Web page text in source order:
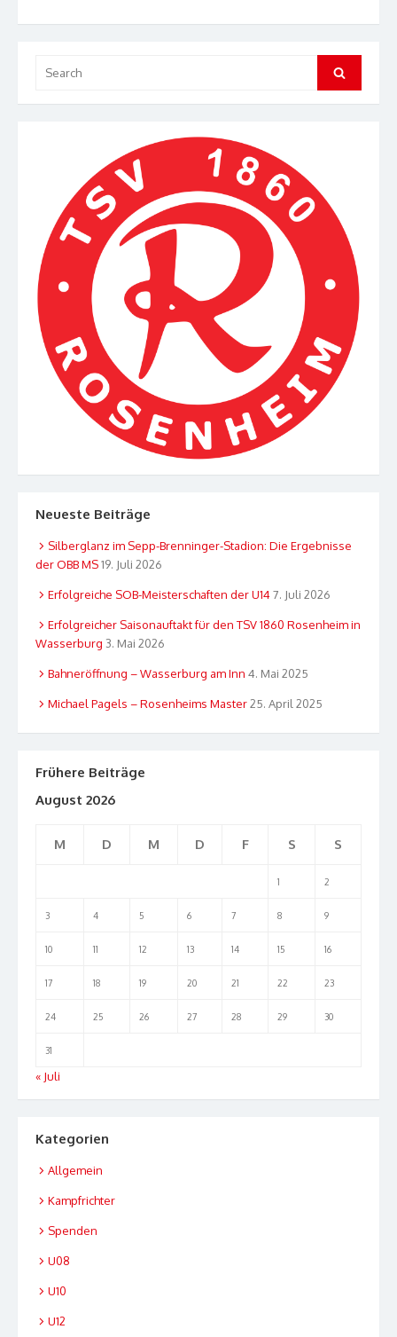
for:
Search
Neueste Beiträge
Silberglanz im Sepp-Brenninger-Stadion: Die Ergebnisse
der OBB MS19. Juli 2026
Erfolgreiche SOB-Meisterschaften der U14 7. Juli 2026
Erfolgreicher Saisonauftakt für den TSV 1860 Rosenheim in
Wasserburg 3. Mai 2026
Bahneröffnung – Wasserburg am Inn 4. Mai 2025
Michael Pagels – Rosenheims Master25. April 2025
Frühere Beiträge
August 2026
M D M D F S S
1 2
3 4 5 6 7 8 9
10 11 12 13 14 15 16
17 18 19 20 21 22 23
24 25 26 27 28 29 30
31
« Juli
Kategorien
Allgemein
Kampfrichter
Spenden
U08
U10
U12